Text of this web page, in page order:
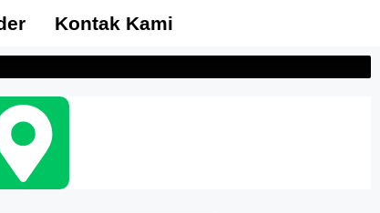
Kontak Kami